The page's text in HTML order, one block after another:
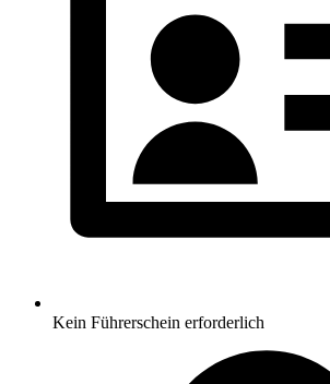
Kein Führerschein erforderlich